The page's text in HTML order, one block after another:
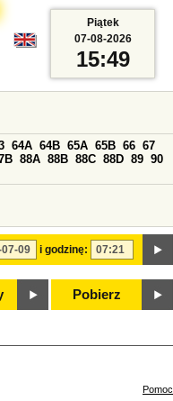
i godzinę:
64A 64B 65A 65B 66 67
88A 88B 88C 88D 89 90
Pobierz
Piątek
07-08-2026
15:49
Pomoc